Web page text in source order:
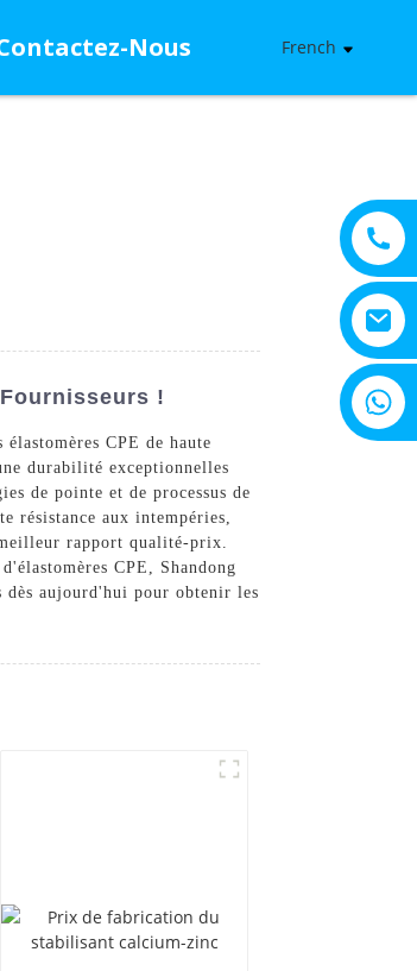
Nous French
!
CPE de haute
durabilité exceptionnelles
de pointe et de processus de
résistance aux intempéries,
rapport qualité-prix.
CPE, Shandong
aujourd'hui pour obtenir les